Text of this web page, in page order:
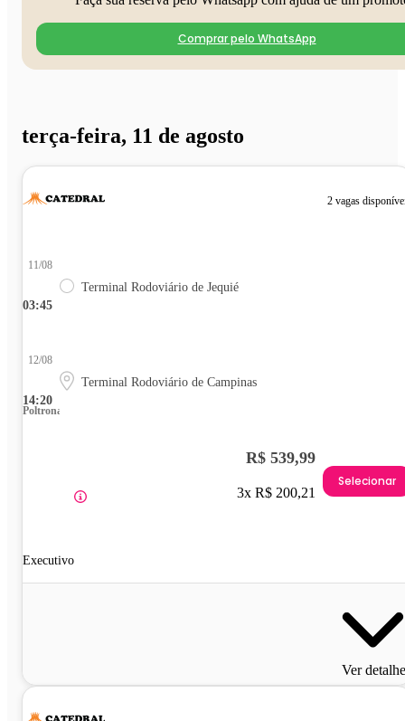
Comprar pelo WhatsApp
terça-feira, 11 de agosto
2 vagas
03:45
11/08
Terminal Rodoviário de Jequié
14:20
12/08
Terminal Rodoviário de Campinas
Poltrona
Executivo
R$ 539,99
3x R$ 200,21
Selecionar
Ver